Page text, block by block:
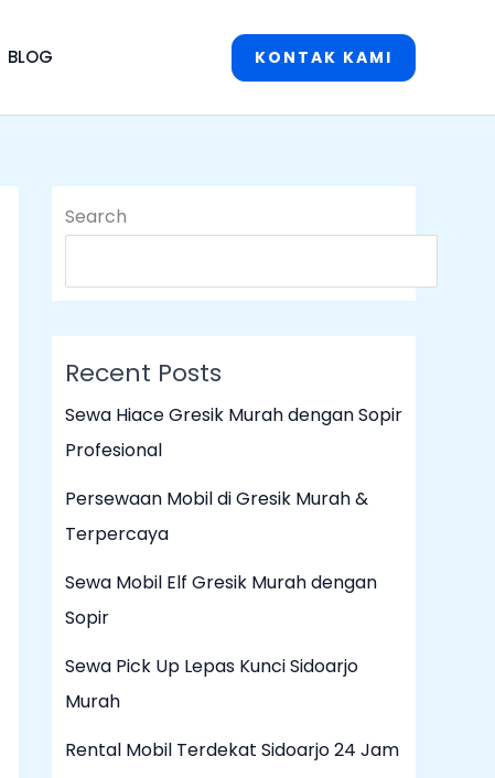
BLOG KONTAK KAMI
Search
Recent Posts
Sewa Hiace Gresik Murah dengan Sopir
Profesional
Persewaan Mobil di Gresik Murah &
Terpercaya
Sewa Mobil Elf Gresik Murah dengan
Sopir
Sewa Pick Up Lepas Kunci Sidoarjo
Murah
Rental Mobil Terdekat Sidoarjo 24 Jam